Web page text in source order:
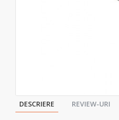
DESCRIERE REVIEW-URI